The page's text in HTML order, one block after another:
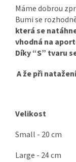
Máme dobrou
Bumi se
která se
vhodná na
Díky “S” tvaru
A že při
Velikost
Small - 20 cm
Large - 24 cm